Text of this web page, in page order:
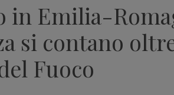
in Emilia-
si contano
Fuoco